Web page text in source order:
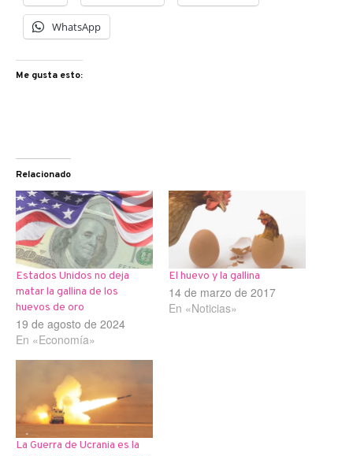
WhatsApp
Me gusta esto:
Relacionado
Estados Unidos no deja
matar la gallina de los
huevos de oro
19 de agosto de 2024
En «Economía»
El huevo y la gallina
14 de marzo de 2017
En «Noticias»
La Guerra de Ucrania es la